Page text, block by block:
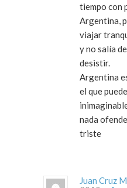
tiempo con
Argentina,
viajar
y no salía
desistir.
Argentina
el que
nada
triste
Juan Cruz